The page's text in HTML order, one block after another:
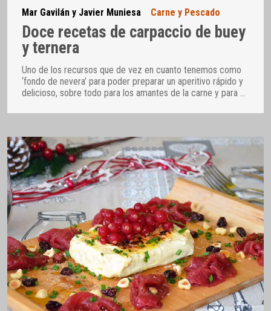
Mar Gavilán y Javier Muniesa Carne y Pescado
Doce recetas de carpaccio de buey
y ternera
Uno de los recursos que de vez en cuanto tenemos como
‘fondo de nevera’ para poder preparar un aperitivo rápido y
delicioso, sobre todo para los amantes de la carne y para …